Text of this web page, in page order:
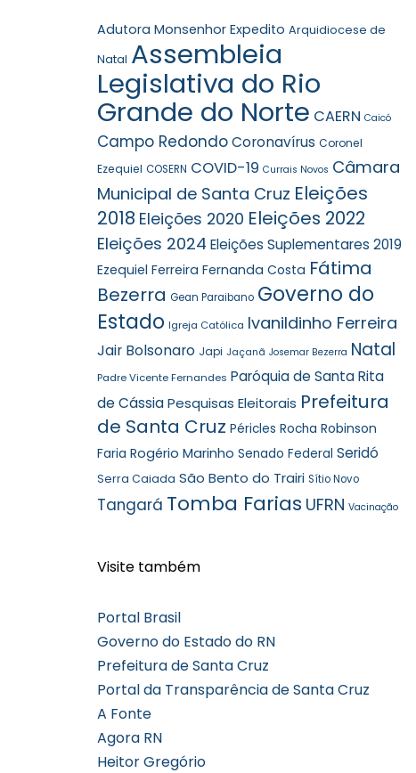
Adutora Monsenhor Expedito Arquidiocese de
Natal Assembleia
Legislativa do Rio
Grande do Norte CAERN Caicó
Campo Redondo Coronavírus Coronel
Ezequiel COSERN COVID-19 Currais Novos Câmara
Municipal de Santa Cruz Eleições
2018 Eleições 2020 Eleições 2022
Eleições 2024 Eleições Suplementares 2019
Ezequiel Ferreira Fernanda Costa Fátima
Bezerra Gean Paraibano Governo do
Estado Igreja Católica Ivanildinho Ferreira
Jair Bolsonaro Japi Jaçanã Josemar Bezerra Natal
Padre Vicente Fernandes Paróquia de Santa Rita
de Cássia Pesquisas Eleitorais Prefeitura
de Santa Cruz Péricles Rocha Robinson
Faria Rogério Marinho Senado Federal Seridó
Serra Caiada São Bento do Trairi Sítio Novo
Tangará Tomba Farias UFRN Vacinação
Visite também
Portal Brasil
Governo do Estado do RN
Prefeitura de Santa Cruz
Portal da Transparência de Santa Cruz
A Fonte
Agora RN
Heitor Gregório